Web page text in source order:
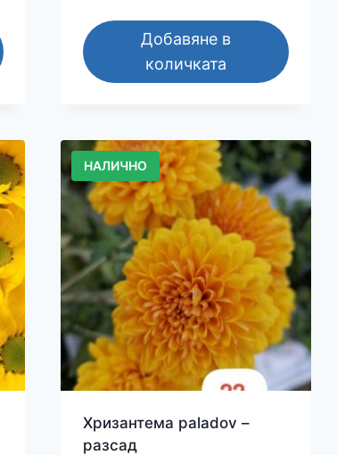
Добавяне в
количката
НАЛИЧНО
Хризантема paladov –
разсад